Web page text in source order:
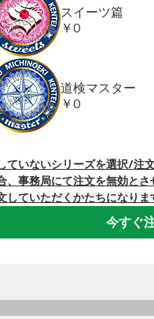
スイーツ篇
￥0
道検マスター
￥0
ていないシリーズを選択/注
、事務局にて注文を無効と
していただくかたちになりま
今すぐ